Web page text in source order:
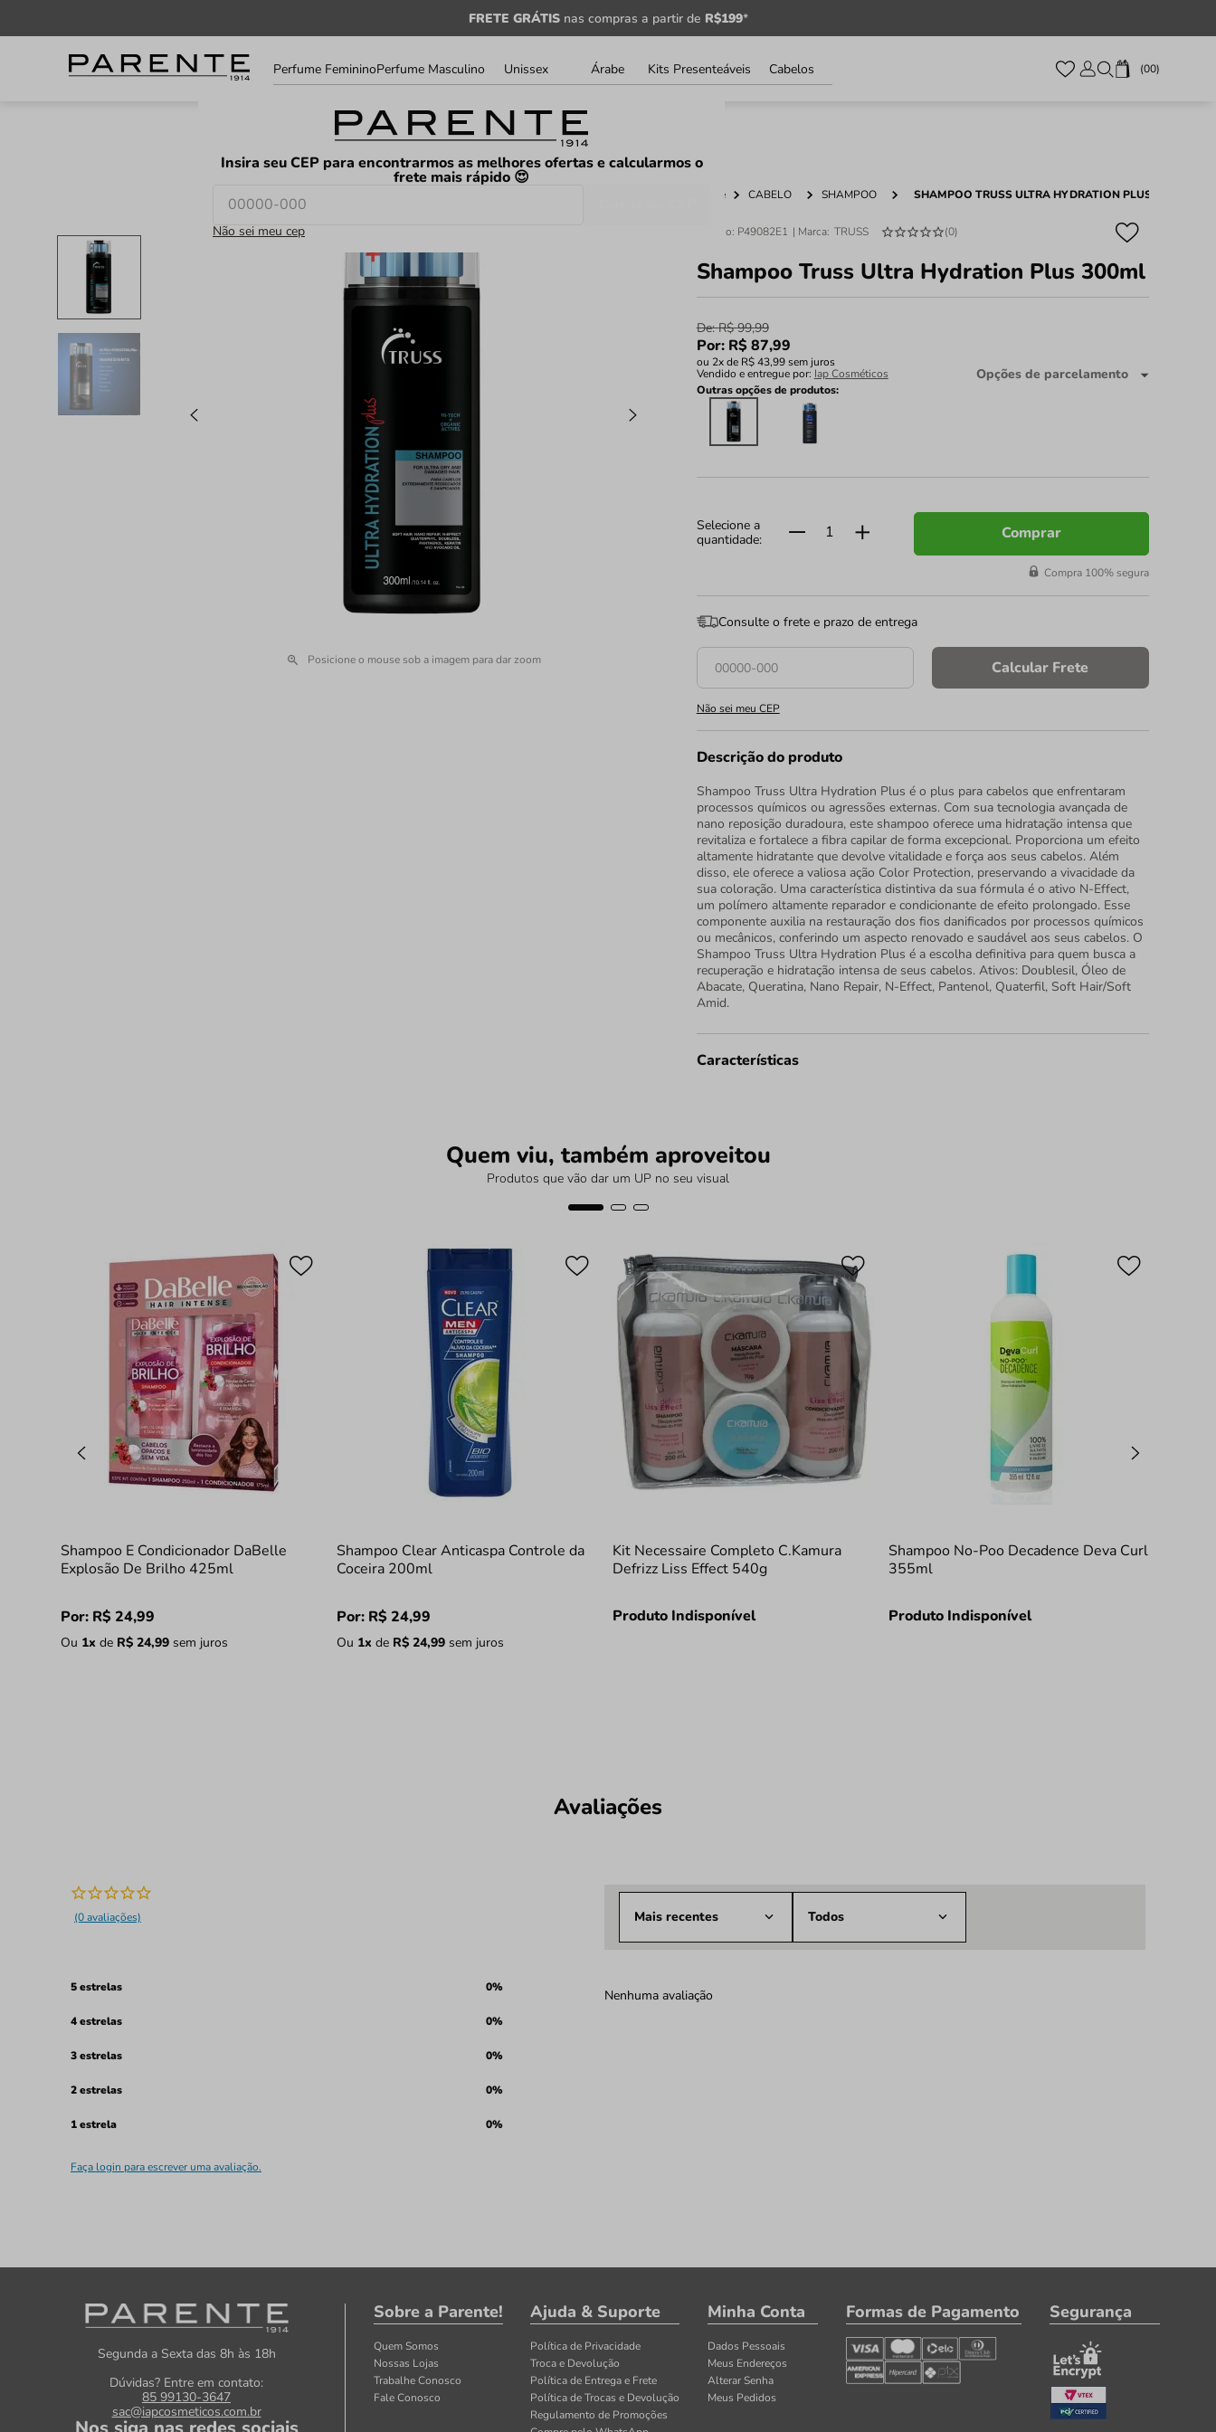
FRETE GRÁTISnas compras a partir de R$199*
LOJAS FAVORITOS
Informe
seu
CEP
Insira seu CEP para encontrarmos as melhores ofertas e calcularmos o
frete mais rápido 😍
Não sei meu cep
00
Perfume FemininoPerfume Masculino Unissex Árabe Kits Presenteáveis Cabelos
Posicione o mouse sob a imagem para dar zoom
Home CABELO SHAMPOO SHAMPOO TRUSS ULTRA HYDRATION PLUS 300ML
Código: P49082E1 TRUSS (0)
Shampoo Truss Ultra Hydration Plus 300ml
De:R$ 99,99
Por: R$87,99
ou 2x de R$ 43,99sem juros
Vendido e entregue por: Iap Cosméticos Opções de parcelamento
Outras opções de produtos:
Comprar
Compra 100% segura
Consulte o frete e prazo de entrega
Calcular Frete
Não sei meu CEP
Descrição do produto
Shampoo Truss Ultra Hydration Plus é o plus para cabelos que enfrentaram
processos químicos ou agressões externas. Com sua tecnologia avançada de
nano reposição duradoura, este shampoo oferece uma hidratação intensa que
revitaliza e fortalece a fibra capilar de forma excepcional. Proporciona um efeito
altamente hidratante que devolve vitalidade e força aos seus cabelos. Além
disso, ele oferece a valiosa ação Color Protection, preservando a vivacidade da
sua coloração. Uma característica distintiva da sua fórmula é o ativo N-Effect,
um polímero altamente reparador e condicionante de efeito prolongado. Esse
componente auxilia na restauração dos fios danificados por processos químicos
ou mecânicos, conferindo um aspecto renovado e saudável aos seus cabelos. O
Shampoo Truss Ultra Hydration Plus é a escolha definitiva para quem busca a
recuperação e hidratação intensa de seus cabelos. Ativos: Doublesil, Óleo de
Abacate, Queratina, Nano Repair, N-Effect, Pantenol, Quaterfil, Soft Hair/Soft
Amid.
Características
Quem viu, também aproveitou
Produtos que vão dar um UP no seu visual
Shampoo E Condicionador DaBelle
Explosão De Brilho 425ml
Por: R$ 24,99
Ou 1x de R$ 24,99 sem juros
Shampoo Clear Anticaspa Controle da
Coceira 200ml
Por: R$ 24,99
Ou 1x de R$ 24,99 sem juros
Kit Necessaire Completo C.Kamura
Defrizz Liss Effect 540g
Produto Indisponível
Shampoo No-Poo Decadence Deva Curl
355ml
Produto Indisponível
Avaliações
(0 avaliações)
5 estrelas 0%
4 estrelas 0%
3 estrelas 0%
2 estrelas 0%
1 estrela 0%
Faça login para escrever uma avaliação.
Mais recentes Todos
Nenhuma avaliação
Segunda a Sexta das 8h às 18h
Dúvidas? Entre em contato:
85 99130-3647
sac@iapcosmeticos.com.br
Sobre a Parente!
Quem Somos
Nossas Lojas
Trabalhe Conosco
Fale Conosco
Ajuda & Suporte
Política de Privacidade
Troca e Devolução
Política de Entrega e Frete
Política de Trocas e Devolução
Regulamento de Promoções
Minha Conta
Dados Pessoais
Meus Endereços
Alterar Senha
Meus Pedidos
Formas de Pagamento Segurança